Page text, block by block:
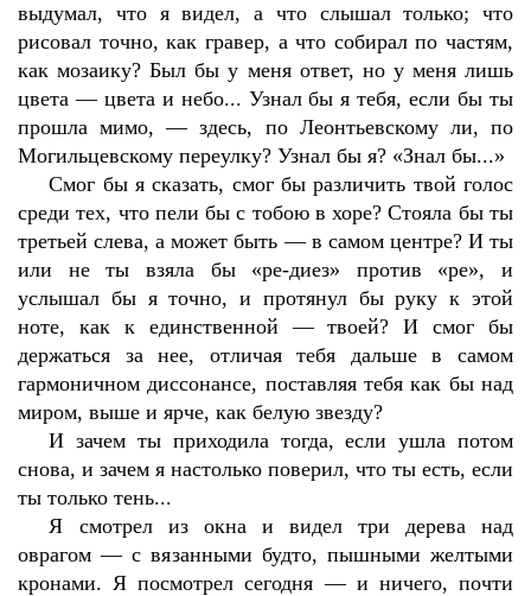
выдумал, что я видел, а что слышал только; что
рисовал точно, как гравер, а что собирал по частям,
как мозаику? Был бы у меня ответ, но у меня лишь
цвета — цвета и небо... Узнал бы я тебя, если бы ты
прошла мимо, — здесь, по Леонтьевскому ли, по
Могильцевскому переулку? Узнал бы я? «Знал бы...»
Смог бы я сказать, смог бы различить твой голос
среди тех, что пели бы с тобою в хоре? Стояла бы ты
третьей слева, а может быть — в самом центре? И ты
или не ты взяла бы «ре-диез» против «ре», и
услышал бы я точно, и протянул бы руку к этой
ноте, как к единственной — твоей? И смог бы
держаться за нее, отличая тебя дальше в самом
гармоничном диссонансе, поставляя тебя как бы над
миром, выше и ярче, как белую звезду?
И зачем ты приходила тогда, если ушла потом
снова, и зачем я настолько поверил, что ты есть, если
ты только тень...
Я смотрел из окна и видел три дерева над
оврагом — с вязанными будто, пышными желтыми
кронами. Я посмотрел сегодня — и ничего, почти